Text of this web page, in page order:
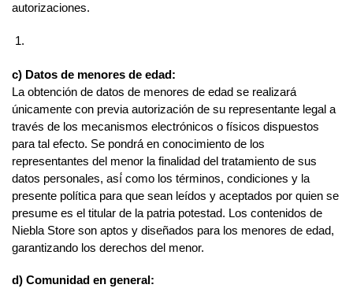
autorizaciones.
c) Datos de menores de edad:
La obtención de datos de menores de edad se realizará
únicamente con previa autorización de su representante legal a
través de los mecanismos electrónicos o físicos dispuestos
para tal efecto. Se pondrá́ en conocimiento de los
representantes del menor la finalidad del tratamiento de sus
datos personales, así́ como los términos, condiciones y la
presente política para que sean leídos y aceptados por quien se
presume es el titular de la patria potestad. Los contenidos de
Niebla Store son aptos y diseñados para los menores de edad,
garantizando los derechos del menor.
d) Comunidad en general: